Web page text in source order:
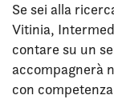
Se sei alla
Vitinia,
contare su un
accompagnerà
con